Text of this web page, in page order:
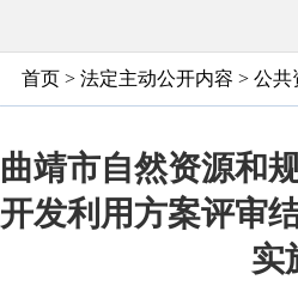
首页 > 法定主动公开内容 > 公共
曲靖市自然资源和
开发利用方案评审
实